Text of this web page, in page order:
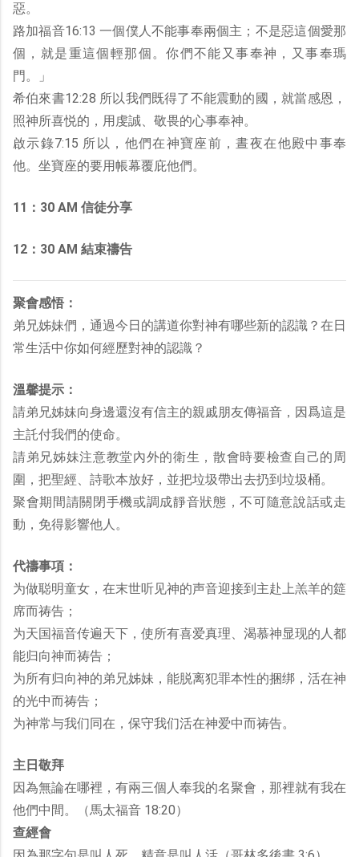
惡。
路加福音16:13 一個僕人不能事奉兩個主；不是惡這個愛那
個，就是重這個輕那個。你們不能又事奉神，又事奉瑪
門。」
希伯來書12:28 所以我們既得了不能震動的國，就當感恩，
照神所喜悦的，用虔誠、敬畏的心事奉神。
啟示錄7:15 所以，他們在神寶座前，晝夜在他殿中事奉
他。坐寶座的要用帳幕覆庇他們。
11：30 AM 信徒分享
12：30 AM 結束禱告
聚會感悟：
弟兄姊妹們，通過今日的講道你對神有哪些新的認識？在日
常生活中你如何經歷對神的認識？
溫馨提示：
請弟兄姊妹向身邊還沒有信主的親戚朋友傳福音，因爲這是
主託付我們的使命。
請弟兄姊妹注意教堂內外的衛生，散會時要檢查自己的周
圍，把聖經、詩歌本放好，並把垃圾帶出去扔到垃圾桶。
聚會期間請關閉手機或調成靜音狀態，不可隨意說話或走
動，免得影響他人。
代禱事項：
为做聪明童女，在末世听见神的声音迎接到主赴上羔羊的筵
席而祷告；
为天国福音传遍天下，使所有喜爱真理、渴慕神显现的人都
能归向神而祷告；
为所有归向神的弟兄姊妹，能脱离犯罪本性的捆绑，活在神
的光中而祷告；
为神常与我们同在，保守我们活在神爱中而祷告。
主日敬拜
因為無論在哪裡，有兩三個人奉我的名聚會，那裡就有我在
他們中間。（馬太福音 18:20）
查經會